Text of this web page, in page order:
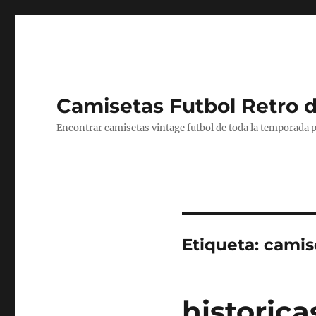
Camisetas Futbol Retro
Encontrar camisetas vintage futbol de toda la temporada
Etiqueta: